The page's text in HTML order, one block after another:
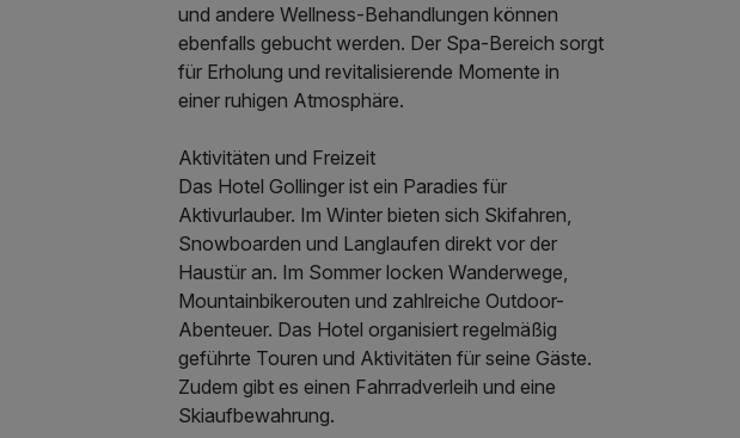
und andere Wellness-Behandlungen können
ebenfalls gebucht werden. Der Spa-Bereich sorgt
für Erholung und revitalisierende Momente in
einer ruhigen Atmosphäre.
Aktivitäten und Freizeit
Das Hotel Gollinger ist ein Paradies für
Aktivurlauber. Im Winter bieten sich Skifahren,
Snowboarden und Langlaufen direkt vor der
Haustür an. Im Sommer locken Wanderwege,
Mountainbikerouten und zahlreiche Outdoor-
Abenteuer. Das Hotel organisiert regelmäßig
geführte Touren und Aktivitäten für seine Gäste.
Zudem gibt es einen Fahrradverleih und eine
Skiaufbewahrung.